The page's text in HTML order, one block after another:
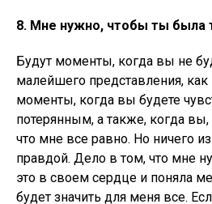
8. Мне нужно, чтобы ты была
Будут моменты, когда вы не
малейшего представления,
моменты, когда вы будете
потерянным, а также, когда вы,
что мне все равно. Но ничего
правдой. Дело в том, что мне
это в своем сердце и поняла
будет значить для меня все.